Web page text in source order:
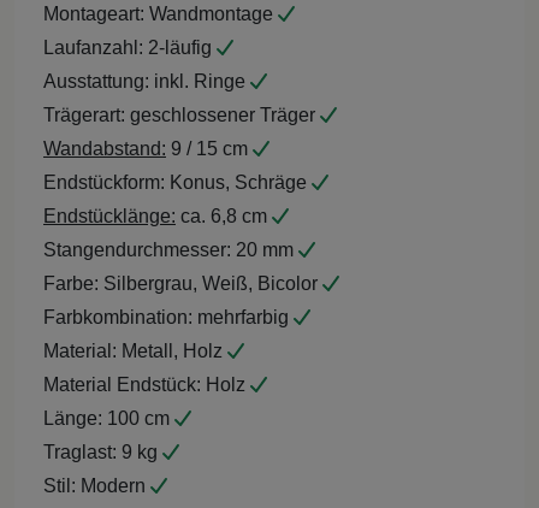
Montageart: Wandmontage
Laufanzahl: 2-läufig
Ausstattung: inkl. Ringe
Trägerart: geschlossener Träger
Wandabstand: 9 / 15 cm
Endstückform: Konus, Schräge
Endstücklänge: ca. 6,8 cm
Stangendurchmesser: 20 mm
Farbe: Silbergrau, Weiß, Bicolor
Farbkombination: mehrfarbig
Material: Metall, Holz
Material Endstück: Holz
Länge: 100 cm
Traglast: 9 kg
Stil: Modern